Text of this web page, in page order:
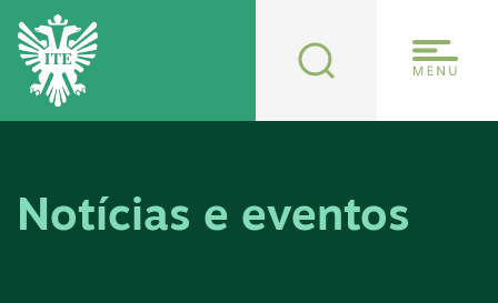
Notícias e eventos